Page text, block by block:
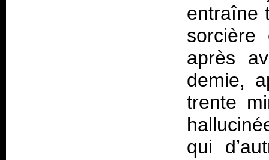
entraîne
après
demie,
trente
qui